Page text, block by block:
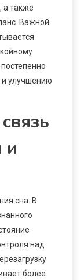
а также
Важной
и улучшению
и
сна. В
над
более